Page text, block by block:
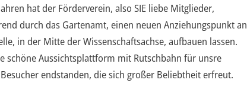
hat der Förderverein, also SIE liebe Mitglieder,
durch das Gartenamt, einen neuen Anziehungspunkt an
in der Mitte der Wissenschaftsachse, aufbauen lassen.
schöne Aussichtsplattform mit Rutschbahn für unsre
endstanden, die sich großer Beliebtheit erfreut.